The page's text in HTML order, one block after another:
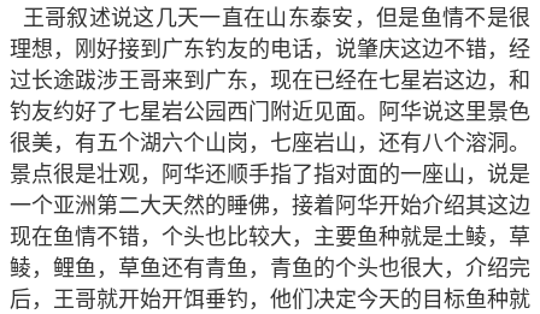
王哥叙述说这几天一直在山东泰安，但是鱼情不是很
理想，刚好接到广东钓友的电话，说肇庆这边不错，经
过长途跋涉王哥来到广东，现在已经在七星岩这边，和
钓友约好了七星岩公园西门附近见面。阿华说这里景色
很美，有五个湖六个山岗，七座岩山，还有八个溶洞。
景点很是壮观，阿华还顺手指了指对面的一座山，说是
一个亚洲第二大天然的睡佛，接着阿华开始介绍其这边
现在鱼情不错，个头也比较大，主要鱼种就是土鲮，草
鲮，鲤鱼，草鱼还有青鱼，青鱼的个头也很大，介绍完
后，王哥就开始开饵垂钓，他们决定今天的目标鱼种就